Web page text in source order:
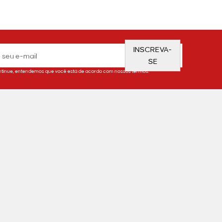
aqui?
se adaptam a diferentes estilos, do casual
estampada e estampas atemporais
ideais para jantares e comemorações.
INSCREVA-
SE
entendemos que você está de acordo com nossos termos.